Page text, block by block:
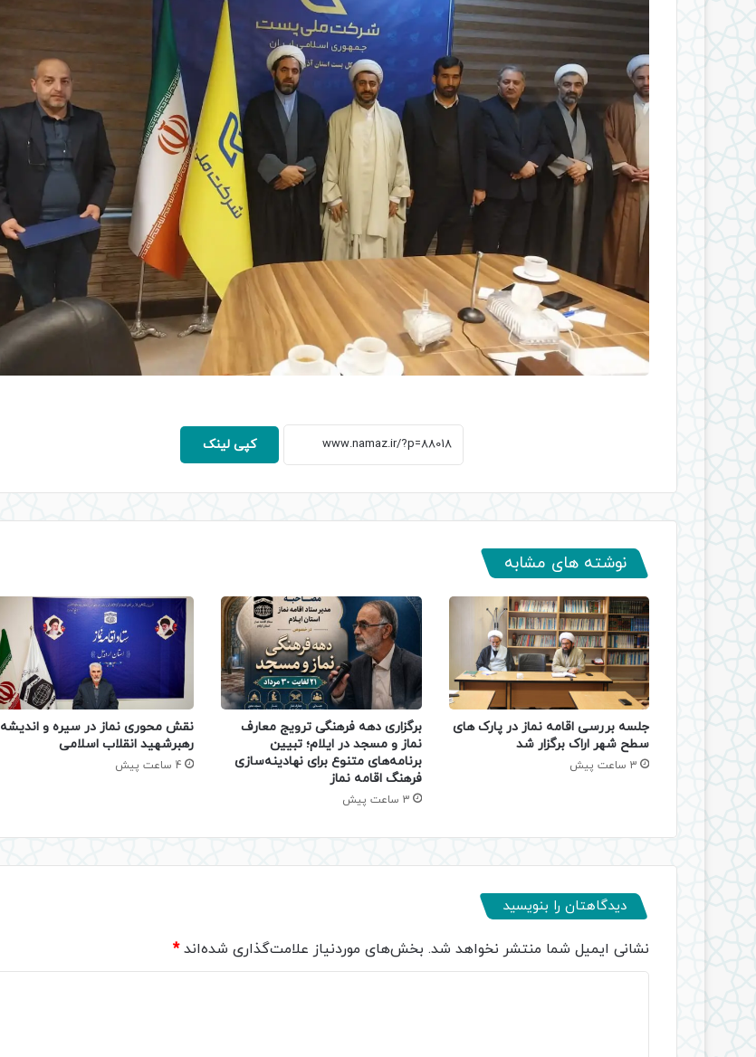
کپی لینک
نوشته های مشابه
جلسه بررسی اقامه نماز در پارک های
سطح شهر اراک برگزار شد
3 ساعت پیش
برگزاری دهه فرهنگی ترویج معارف
نماز و مسجد در ایلام؛ تبیین
برنامه‌های متنوع برای نهادینه‌سازی
فرهنگ اقامه نماز
3 ساعت پیش
نقش محوری نماز در سیره و اندیشه
رهبرشهید انقلاب اسلامی
4 ساعت پیش
دیدگاهتان را بنویسید
نشانی ایمیل شما منتشر نخواهد شد. بخش‌های موردنیاز علامت‌گذاری شده‌اند*